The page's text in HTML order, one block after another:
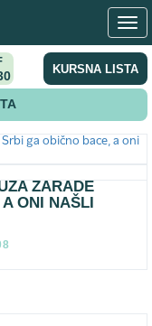
KURSNA LISTA
ZARADE
ONI NAŠLI